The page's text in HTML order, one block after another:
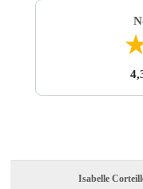
Isabelle